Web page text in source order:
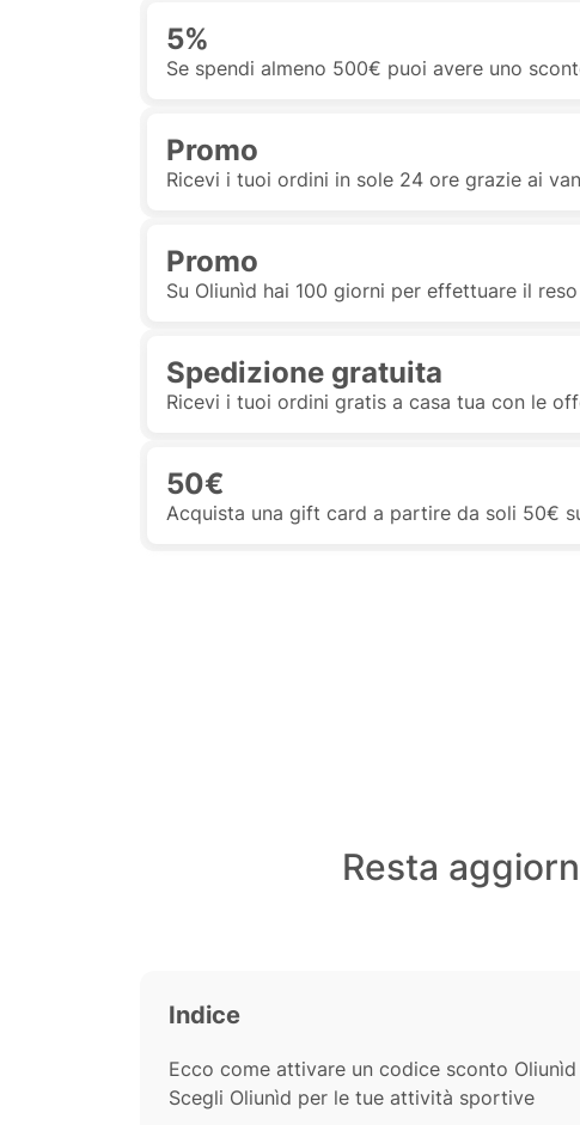
5%
Se spendi almeno 500€ puoi avere uno
Promo
Ricevi i tuoi ordini in sole 24 ore grazie ai
Promo
Su Oliunìd hai 100 giorni per effettuare il
Spedizione gratuita
Ricevi i tuoi ordini gratis a casa tua con le
50€
Acquista una gift card a partire da soli 50€
Resta
Indice
Ecco come attivare un codice sconto Oliunìd
Scegli Oliunìd per le tue attività sportive